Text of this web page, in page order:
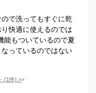
で洗ってもすぐに乾
快適に使えるのでは
能もついているので夏
っているのではない
(1件) >